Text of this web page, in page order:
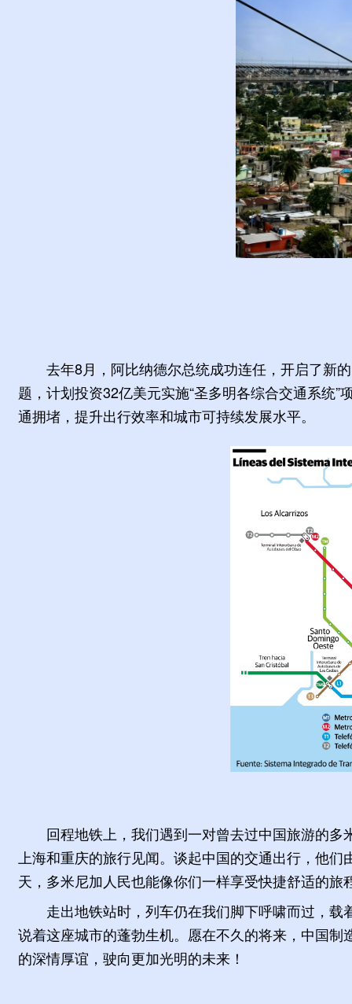
去年8月，阿比纳德尔总统成功连任，开启了新
题，计划投资32亿美元实施“圣多明各综合交通系统
通拥堵，提升出行效率和城市可持续发展水平。
回程地铁上，我们遇到一对曾去过中国旅游的
上海和重庆的旅行见闻。谈起中国的交通出行，他
天，多米尼加人民也能像你们一样享受快捷舒适的旅
走出地铁站时，列车仍在我们脚下呼啸而过，
说着这座城市的蓬勃生机。愿在不久的将来，中国
的深情厚谊，驶向更加光明的未来！